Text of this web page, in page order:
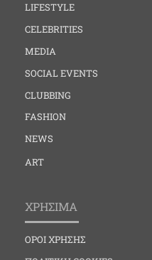
LIFESTYLE
CELEBRITIES
MEDIA
SOCIAL EVENTS
CLUBBING
FASHION
NEWS
ART
ΧΡΗΣΙΜΑ
ΟΡΟΙ ΧΡΗΣΗΣ